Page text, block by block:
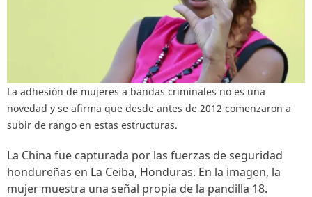
La adhesión de mujeres a bandas criminales no es una
novedad y se afirma que desde antes de 2012 comenzaron a
subir de rango en estas estructuras.
La China fue capturada por las fuerzas de seguridad
hondureñas en La Ceiba, Honduras. En la imagen, la
mujer muestra una señal propia de la pandilla 18.